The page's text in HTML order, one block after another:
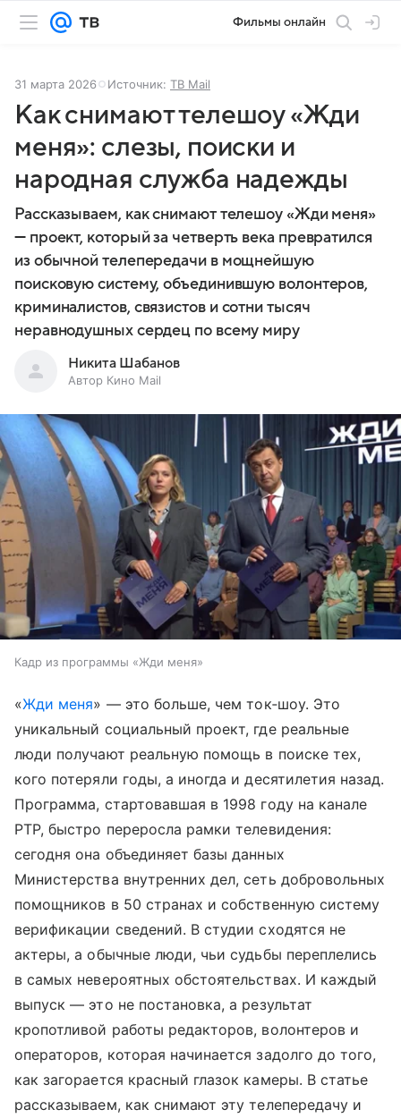
Фильмы онлайн
31 марта 2026 Источник: ТВ Mail
Как снимают телешоу «Жди
меня»: слезы, поиски и
народная служба надежды
Рассказываем, как снимают телешоу «Жди меня»
— проект, который за четверть века превратился
из обычной телепередачи в мощнейшую
поисковую систему, объединившую волонтеров,
криминалистов, связистов и сотни тысяч
неравнодушных сердец по всему миру
Никита Шабанов
Автор Кино Mail
Кадр из программы «Жди меня»
«Жди меня» — это больше, чем ток‑шоу. Это
уникальный социальный проект, где реальные
люди получают реальную помощь в поиске тех,
кого потеряли годы, а иногда и десятилетия назад.
Программа, стартовавшая в 1998 году на канале
РТР, быстро переросла рамки телевидения:
сегодня она объединяет базы данных
Министерства внутренних дел, сеть добровольных
помощников в 50 странах и собственную систему
верификации сведений. В студии сходятся не
актеры, а обычные люди, чьи судьбы переплелись
в самых невероятных обстоятельствах. И каждый
выпуск — это не постановка, а результат
кропотливой работы редакторов, волонтеров и
операторов, которая начинается задолго до того,
как загорается красный глазок камеры. В статье
рассказываем, как снимают эту телепередачу и